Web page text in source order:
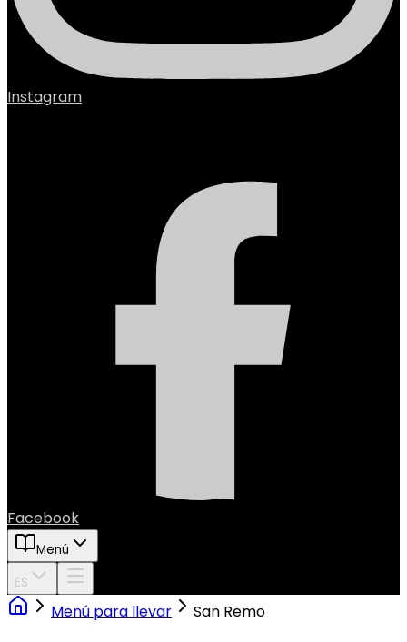
Instagram
Facebook
Menú
ES
Menú para llevar San Remo